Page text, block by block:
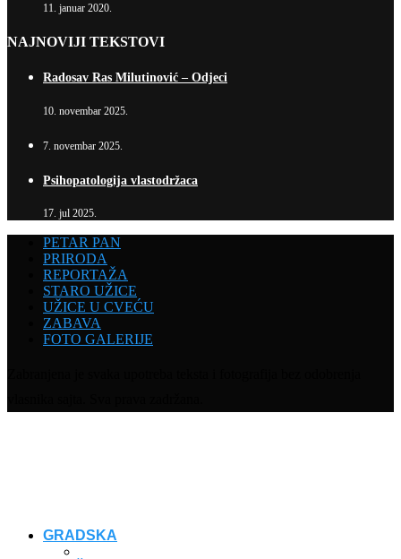
11. januar 2020.
NAJNOVIJI TEKSTOVI
Radosav Ras Milutinović – Odjeci
10. novembar 2025.
7. novembar 2025.
Psihopatologija vlastodržaca
17. jul 2025.
PETAR PAN
PRIRODA
REPORTAŽA
STARO UŽICE
UŽICE U CVEĆU
ZABAVA
FOTO GALERIJE
GRADSKA